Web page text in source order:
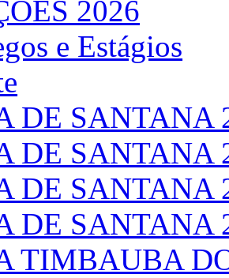
2026
e Estágios
DE SANTANA
DE SANTANA
DE SANTANA
DE SANTANA
TIMBAUBA